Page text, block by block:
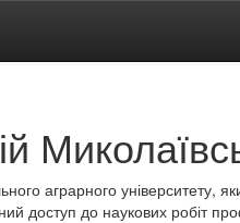
аграрного університету,
доступ до наукових робіт